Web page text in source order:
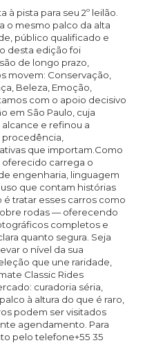
à pista para seu 2º leilão.
o mesmo palco da alta
público qualificado e
desta edição foi
de longo prazo,
movem: Conservação,
Beleza, Emoção,
com o apoio decisivo
em São Paulo, cuja
e refinou a
que importam.Como
oferecido carrega o
engenharia, linguagem
que contam histórias
tratar esses carros como
rodas — oferecendo
completos e
quanto segura. Seja
o nível da sua
que une raridade,
Classic Rides
curadoria séria,
à altura do que é raro,
podem ser visitados
agendamento. Para
pelo telefone+55 35